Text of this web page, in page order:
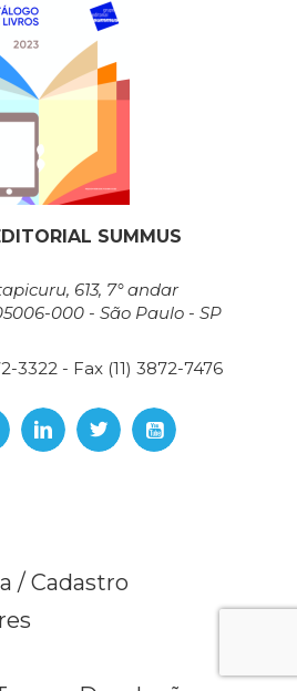
SUMMUS
613, 7° andar
000 - São Paulo - SP
3322 - Fax (11) 3872-7476
/ Cadastro